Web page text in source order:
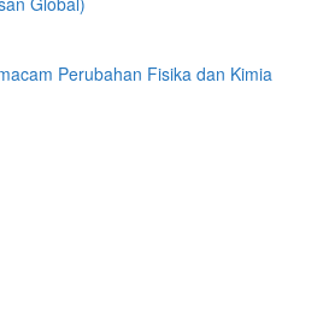
Perubahan Fisika dan Kimia